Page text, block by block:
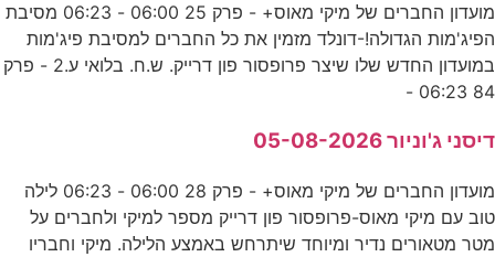
מועדון החברים של מיקי מאוס+ - פרק 25 06:00 - 06:23 מסיבת
הפיג'מות הגדולה!-דונלד מזמין את כל החברים למסיבת פיג'מות
במועדון החדש שלו שיצר פרופסור פון דרייק. ש.ח. בלואי ע.2 - פרק
84 06:23 -
דיסני ג'וניור 05-08-2026
מועדון החברים של מיקי מאוס+ - פרק 28 06:00 - 06:23 לילה
טוב עם מיקי מאוס-פרופסור פון דרייק מספר למיקי ולחברים על
מטר מטאורים נדיר ומיוחד שיתרחש באמצע הלילה. מיקי וחבריו